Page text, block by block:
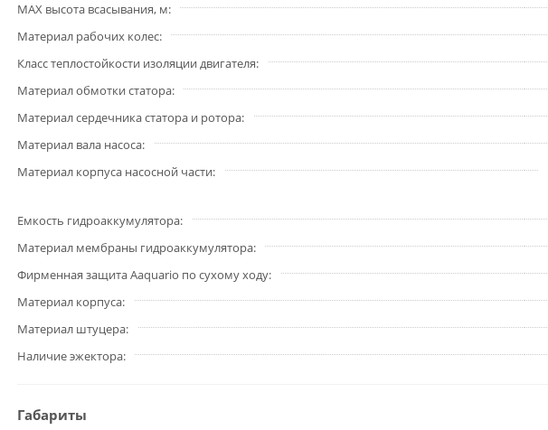
MAX высота всасывания, м
Материал рабочих колес
Класс теплостойкости изоляции двигателя
Материал обмотки статора
Материал сердечника статора и ротора
Материал вала насоса
Материал корпуса насосной части
Емкость гидроаккумулятора
Материал мембраны гидроаккумулятора
Фирменная защита Aaquario по сухому ходу
Материал корпуса
Материал штуцера
Наличие эжектора
Габариты